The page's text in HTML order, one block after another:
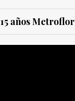
15 años Metroflor